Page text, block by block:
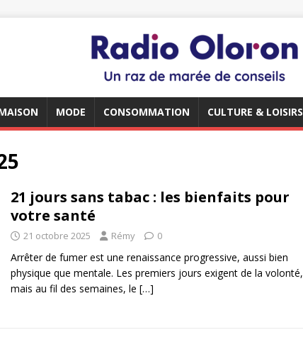
MODE CONSOMMATION CULTURE & LOISIRS
21 jours sans tabac : les bienfaits pour
votre santé
21 octobre 2025 Rémy 0
Arrêter de fumer est une renaissance progressive, aussi bien
physique que mentale. Les premiers jours exigent de la volonté,
mais au fil des semaines, le […]